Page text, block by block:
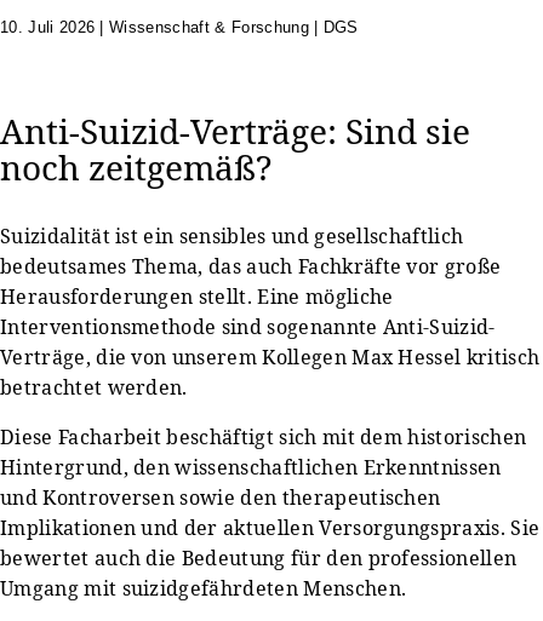
10. Juli 2026 |Wissenschaft & Forschung | DGS
Anti-Suizid-Verträge: Sind sie
noch zeitgemäß?
Suizidalität ist ein sensibles und gesellschaftlich
bedeutsames Thema, das auch Fachkräfte vor große
Herausforderungen stellt. Eine mögliche
Interventionsmethode sind sogenannte Anti-Suizid-
Verträge, die von unserem Kollegen Max Hessel kritisch
betrachtet werden.
Diese Facharbeit beschäftigt sich mit dem historischen
Hintergrund, den wissenschaftlichen Erkenntnissen
und Kontroversen sowie den therapeutischen
Implikationen und der aktuellen Versorgungspraxis. Sie
bewertet auch die Bedeutung für den professionellen
Umgang mit suizidgefährdeten Menschen.